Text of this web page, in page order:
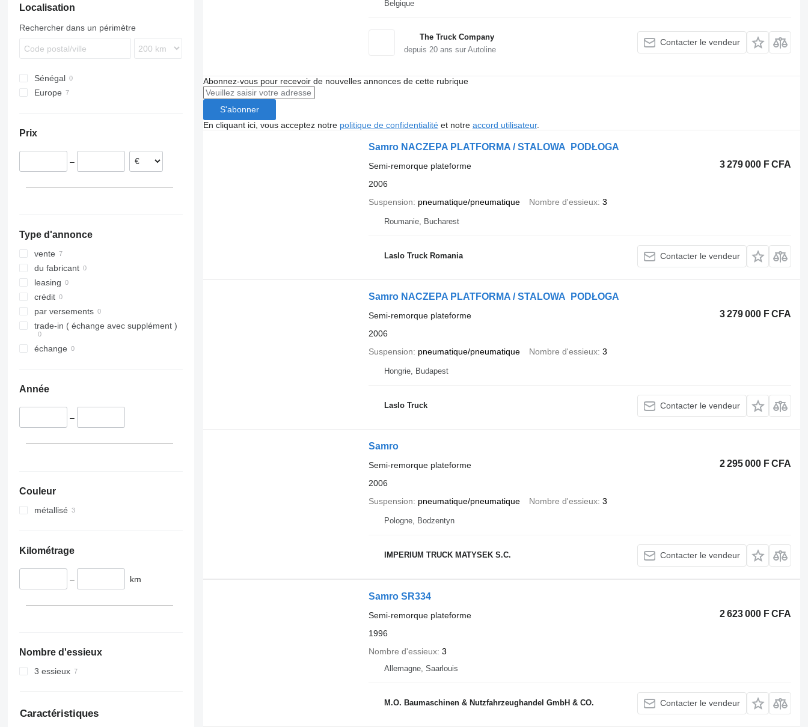
Localisation
Rechercher dans un périmètre
Sénégal
Europe
Pays-Bas
Allemagne
Prix
–
Type d'annonce
vente
du fabricant
leasing
crédit
par versements
trade-in ( échange avec supplément )
échange
Année
–
Couleur
métallisé
Kilométrage
– km
Nombre d'essieux
3 essieux
Caractéristiques
Belgique
The Truck Company
depuis 20ans sur Autoline
Contacter le vendeur
Abonnez-vous pour recevoir de nouvelles annonces de cette rubrique
S'abonner
En cliquant ici, vous acceptez notre politique de confidentialitéet notre accord utilisateur.
Samro NACZEPA PLATFORMA / STALOWA PODŁOGA
3 279 000 F CFA
Semi-remorque plateforme
2006
Suspension
pneumatique/pneumatique Nombre d'essieux 3
Roumanie, Bucharest
Laslo Truck Romania Contacter le vendeur
Samro NACZEPA PLATFORMA / STALOWA PODŁOGA
3 279 000 F CFA
Semi-remorque plateforme
2006
Suspension
pneumatique/pneumatique Nombre d'essieux 3
Hongrie, Budapest
Laslo Truck Contacter le vendeur
Samro
2 295 000 F CFA
Semi-remorque plateforme
2006
Suspension
pneumatique/pneumatique Nombre d'essieux 3
Pologne, Bodzentyn
IMPERIUM TRUCK MATYSEK S.C. Contacter le vendeur
Samro SR334
2 623 000 F CFA
Semi-remorque plateforme
1996
Nombre d'essieux 3
Allemagne, Saarlouis
M.O. Baumaschinen & Nutzfahrzeughandel GmbH & CO. Contacter le vendeur